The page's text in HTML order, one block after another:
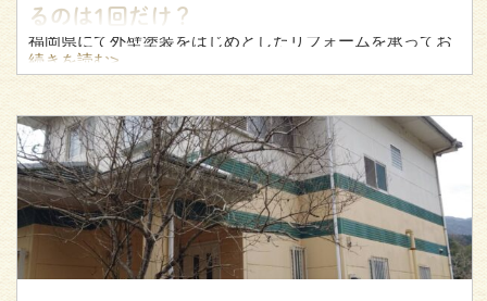
るのは1回だけ？
福岡県にて外壁塗装をはじめとしたリフォームを承ってお
ります、リフォームのIRCです。
下塗りは外壁塗装の仕上がりを左右する、大事な工程。
外壁塗装は通常、3回塗りを基本としていますが、下塗りの
塗料と中塗り・上塗り
続きを読む>